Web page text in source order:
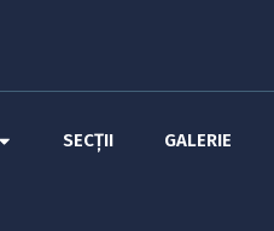
SECȚII GALERIE